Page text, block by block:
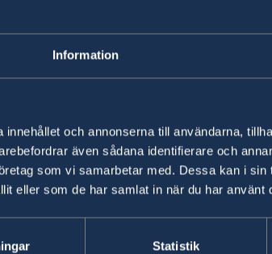
Information
och annonserna till användarna,
även sådana identifierare och
som vi samarbetar med. Dessa kan i sin
eller som de har samlat in när du har använt
Statistik
i Doha hanterar inga
vänligen besök
16 juni 2022, 14.34